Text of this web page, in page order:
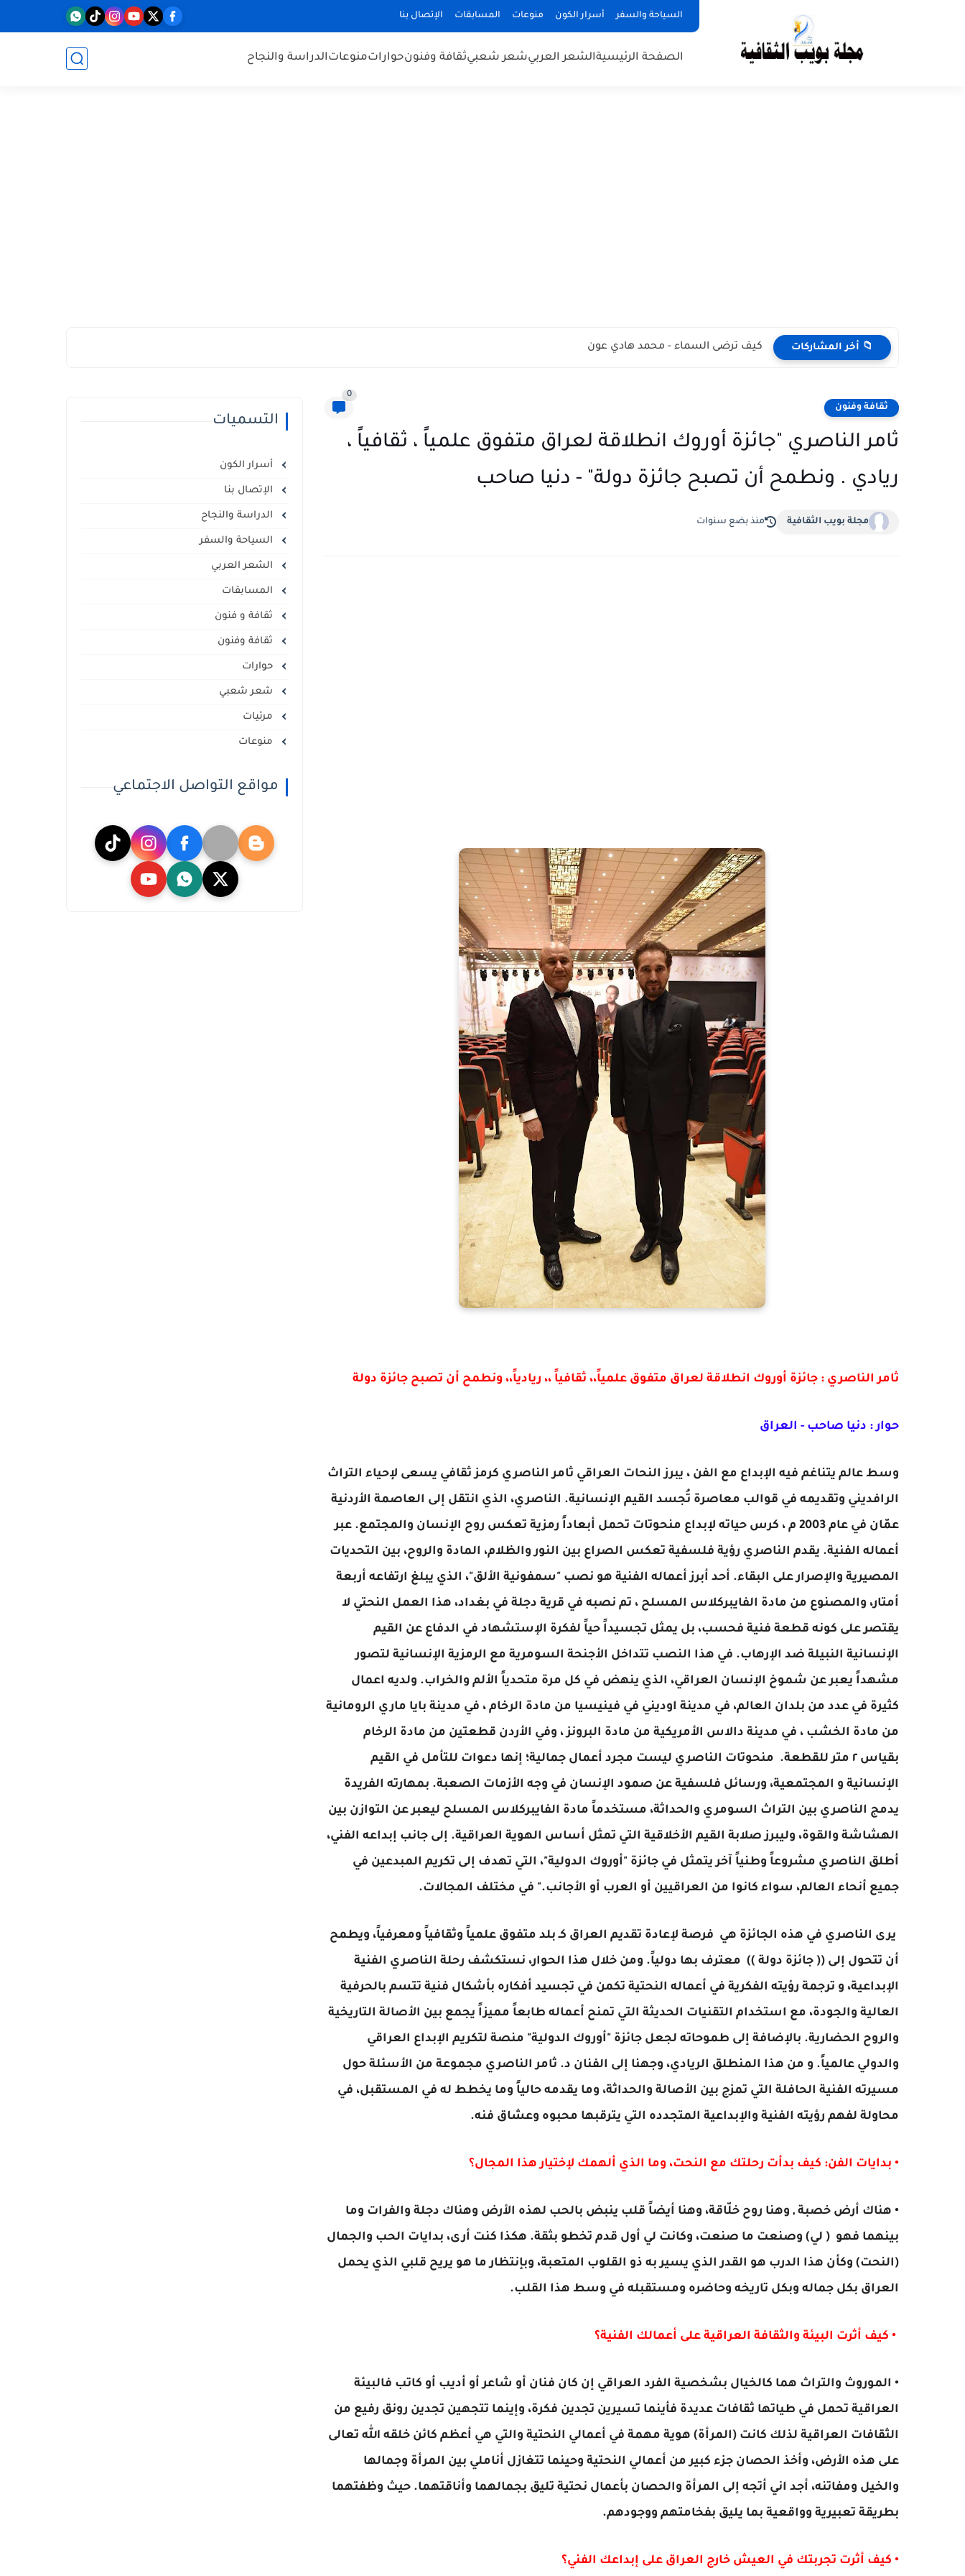
السياحة والسفر أسرار الكون منوعات المسابقات الإتصال بنا
الصفحة الرئيسيةالشعر العربيشعر شعبيثقافة وفنونحواراتمنوعاتالدراسة والنجاح
📁 أخر المشاركات كيف ترضى السماء - محمد هادي عون
ثقافة وفنون
0
ثامر الناصري "جائزة أوروك انطلاقة لعراق متفوق علمياً ، ثقافياً ،
ريادي . ونطمح أن تصبح جائزة دولة" - دنيا صاحب
مجلة بويب الثقافية منذ بضع سنوات
ثامر الناصري : جائزة أوروك انطلاقة لعراق متفوق علمياً،، ثقافياً ،، ريادياً،، ونطمح أن تصبح جائزة دولة
حوار : دنيا صاحب - العراق
وسط عالم يتناغم فيه الإبداع مع الفن ، يبرز النحات العراقي ثامر الناصري كرمز ثقافي يسعى لإحياء التراث
الرافديني وتقديمه في قوالب معاصرة تُجسد القيم الإنسانية. الناصري، الذي انتقل إلى العاصمة الأردنية
عمّان في عام 2003 م ، كرس حياته لإبداع منحوتات تحمل أبعاداً رمزية تعكس روح الإنسان والمجتمع. عبر
أعماله الفنية. يقدم الناصري رؤية فلسفية تعكس الصراع بين النور والظلام، المادة والروح، بين التحديات
المصيرية والإصرار على البقاء. أحد أبرز أعماله الفنية هو نصب "سمفونية الألق"، الذي يبلغ ارتفاعه أربعة
أمتار، والمصنوع من مادة الفايبركلاس المسلح ، تم نصبه في قرية دجلة في بغداد، هذا العمل النحتي لا
يقتصر على كونه قطعة فنية فحسب، بل يمثل تجسيداً حياً لفكرة الإستشهاد في الدفاع عن القيم
الإنسانية النبيلة ضد الإرهاب. في هذا النصب تتداخل الأجنحة السومرية مع الرمزية الإنسانية لتصور
مشهداً يعبر عن شموخ الإنسان العراقي، الذي ينهض في كل مرة متحدياً الألم والخراب. ولديه اعمال
كثيرة في عدد من بلدان العالم، في مدينة اوديني في فينيسيا من مادة الرخام ، في مدينة بايا ماري الرومانية
من مادة الخشب ، في مدينة دالاس الأمريكية من مادة البرونز ، وفي الأردن قطعتين من مادة الرخام
بقياس ٢ متر للقطعة. منحوتات الناصري ليست مجرد أعمال جمالية؛ إنها دعوات للتأمل في القيم
الإنسانية و المجتمعية، ورسائل فلسفية عن صمود الإنسان في وجه الأزمات الصعبة. بمهارته الفريدة
يدمج الناصري بين التراث السومري والحداثة، مستخدماً مادة الفايبركلاس المسلح ليعبر عن التوازن بين
الهشاشة والقوة، وليبرز صلابة القيم الأخلاقية التي تمثل أساس الهوية العراقية. إلى جانب إبداعه الفني،
أطلق الناصري مشروعاً وطنياً آخر يتمثل في جائزة "أوروك الدولية"، التي تهدف إلى تكريم المبدعين في
جميع أنحاء العالم، سواء كانوا من العراقيين أو العرب أو الأجانب." في مختلف المجالات.
يرى الناصري في هذه الجائزة هي فرصة لإعادة تقديم العراق كـ بلد متفوق علمياً وثقافياً ومعرفياً، ويطمح
أن تتحول إلى (( جائزة دولة )) معترف بها دولياً. ومن خلال هذا الحوار، نستكشف رحلة الناصري الفنية
الإبداعية، و ترجمة رؤيته الفكرية في أعماله النحتية تكمن في تجسيد أفكاره بأشكال فنية تتسم بالحرفية
العالية والجودة، مع استخدام التقنيات الحديثة التي تمنح أعماله طابعاً مميزاً يجمع بين الأصالة التاريخية
والروح الحضارية. بالإضافة إلى طموحاته لجعل جائزة "أوروك الدولية" منصة لتكريم الإبداع العراقي
والدولي عالمياً. و من هذا المنطلق الريادي، وجهنا إلى الفنان د. ثامر الناصري مجموعة من الأسئلة حول
مسيرته الفنية الحافلة التي تمزج بين الأصالة والحداثة، وما يقدمه حالياً وما يخطط له في المستقبل، في
محاولة لفهم رؤيته الفنية والإبداعية المتجدده التي يترقبها محبوه وعشاق فنه.
• بدايات الفن: كيف بدأت رحلتك مع النحت، وما الذي ألهمك لإختيار هذا المجال؟
• هناك أرض خصبة , وهنا روح خلّاقة، وهنا أيضاً قلب ينبض بالحب لهذه الأرض وهناك دجلة والفرات وما
بينهما فهو ( لي) وصنعت ما صنعت، وكانت لي أول قدم تخطو بثقة. هكذا كنت أرى، بدايات الحب والجمال
(النحت) وكأن هذا الدرب هو القدر الذي يسير به ذو القلوب المتعبة، وبإنتظار ما هو يريح قلبي الذي يحمل
العراق بكل جماله وبكل تاريخه وحاضره ومستقبله في وسط هذا القلب.
• كيف أثرت البيئة والثقافة العراقية على أعمالك الفنية؟
• الموروث والتراث هما كالخيال بشخصية الفرد العراقي إن كان فنان أو شاعر أو أديب أو كاتب فالبيئة
العراقية تحمل في طياتها ثقافات عديدة فأينما تسيرين تجدين فكرة، وإينما تتجهين تجدين رونق رفيع من
الثقافات العراقية لذلك كانت (المرأة) هوية مهمة في أعمالي النحتية والتي هي أعظم كائن خلقه الله تعالى
على هذه الأرض، وأخذ الحصان جزء كبير من أعمالي النحتية وحينما تتغازل أناملي بين المرأة وجمالها
والخيل ومفاتنه، أجد اني أتجه إلى المرأة والحصان بأعمال نحتية تليق بجمالهما وأناقتهما. حيث وظفتهما
بطريقة تعبيرية وواقعية بما يليق بفخامتهم ووجودهم.
• كيف أثرت تجربتك في العيش خارج العراق على إبداعك الفني؟
التسميات
أسرار الكون
الإتصال بنا
الدراسة والنجاح
السياحة والسفر
الشعر العربي
المسابقات
ثقافة و فنون
ثقافة وفنون
حوارات
شعر شعبي
مرئيات
منوعات
مواقع التواصل الاجتماعي